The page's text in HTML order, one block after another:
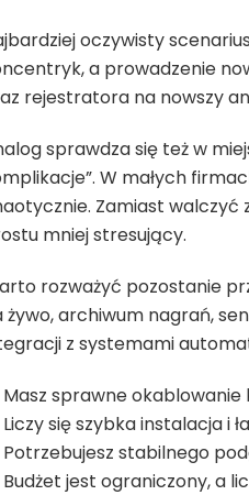
oczywisty
a prowadzenie
rejestratora na nowszy
sprawdza się też w
W małych
Zamiast walczyć
mniej stresujący.
rozważyć pozostanie
żywo, archiwum nagrań,
z systemami
Masz sprawne
Liczy się szybka instalacja i
Potrzebujesz stabilnego
Budżet jest ograniczony, a